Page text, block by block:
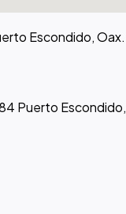
Escondido, Oax.
Puerto Escondido,